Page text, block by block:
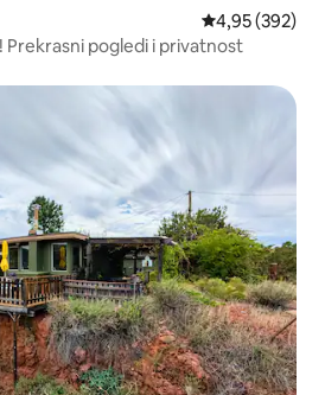
Prosječna
4,95 (392)
pogledi i privatnost
s oznakom „Odabrali gosti”